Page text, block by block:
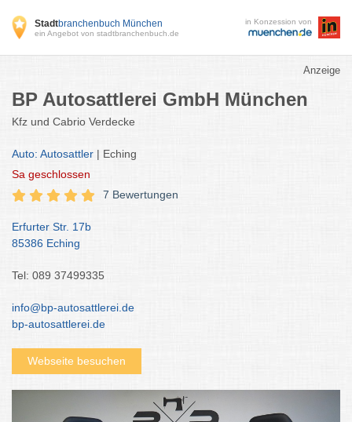
Stadtbranchenbuch München
ein Angebot von stadtbranchenbuch.de
in Konzession von
Anzeige
BP Autosattlerei GmbH München
Kfz und Cabrio Verdecke
Auto: Autosattler | Eching
Sa geschlossen
7 Bewertungen
Erfurter Str. 17b
85386 Eching
Tel: 089 37499335
info@bp-autosattlerei.de
bp-autosattlerei.de
Webseite besuchen